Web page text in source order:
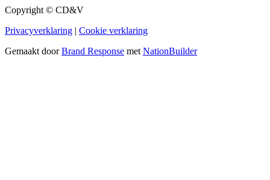
Copyright © CD&V
Privacyverklaring | Cookie verklaring
Gemaakt doorBrand Response met NationBuilder